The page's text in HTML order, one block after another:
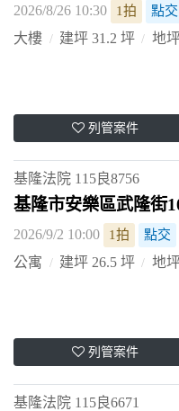
2026/8/26 10:30 1拍 點交
大樓 建坪 31.2 坪 地
列管案件
基隆法院 115良8756
基隆市安樂區武隆街
2026/9/2 10:00 1拍 點交
公寓 建坪 26.5 坪 地
列管案件
基隆法院 115良6671